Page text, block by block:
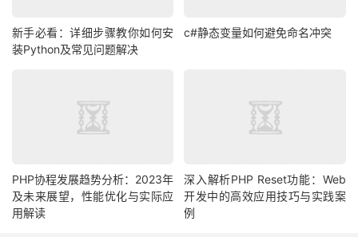
新手必看：详细步骤教你如何安
装Python及常见问题解决
c#静态变量如何避免命名冲突
PHP协程发展趋势分析：2023年
及未来展望，性能优化与实际应
用解读
深入解析PHP Reset功能：Web
开发中的高效应用技巧与实践案
例